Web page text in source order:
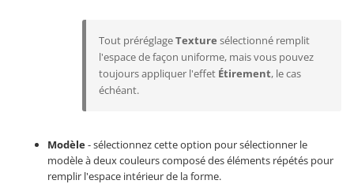
Tout préréglageTexture sélectionné remplit
l'espace de façon uniforme, mais vous pouvez
toujours appliquer l'effet Étirement, le cas
échéant.
Modèle- sélectionnez cette option pour sélectionner le
modèle à deux couleurs composé des éléments répétés pour
remplir l'espace intérieur de la forme.